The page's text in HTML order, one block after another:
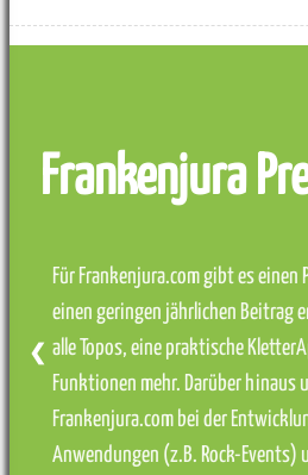
Frankenjura
Für Frankenjura.com gibt es einen
einen geringen jährlichen Beitrag
alle Topos, eine praktische
Funktionen mehr. Darüber hinaus
Frankenjura.com bei der
Anwendungen (z.B. Rock-Events)
❮